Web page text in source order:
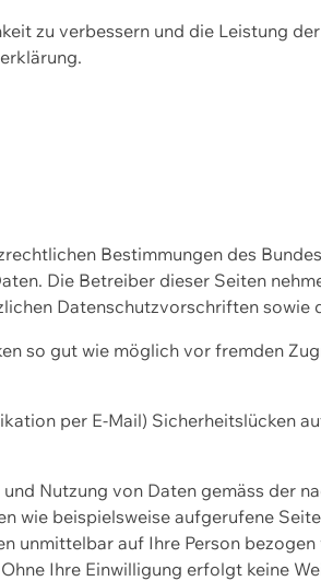
zu verbessern und die Leistung
Bestimmungen des
Die Betreiber dieser Seiten
Datenschutzvorschriften sowie
so gut wie möglich vor fremden
per E-Mail) Sicherheitslücken
Nutzung von Daten gemäss der
beispielsweise aufgerufene
auf Ihre Person
Ihre Einwilligung erfolgt keine